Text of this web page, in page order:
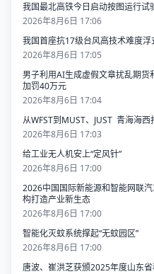
我国最北高铁今日启动按图运行试
2026年8月6日 17:06
我国首座抗17级台风高技术难度
2026年8月6日 17:05
男子利用AI生成虚假文章扰乱期
加罚40万元
2026年8月6日 17:04
从WFST到MUST、JUST 青海海
2026年8月6日 17:03
给工业无人机安上“定风针”
2026年8月6日 17:00
2026中国国际新能源和智能网联
构打造产业新生态
2026年8月6日 17:00
智能化灭蚊系统撑起“无蚊园区”
2026年8月6日 17:00
唐波、崔洪芝获颁2025年度山东